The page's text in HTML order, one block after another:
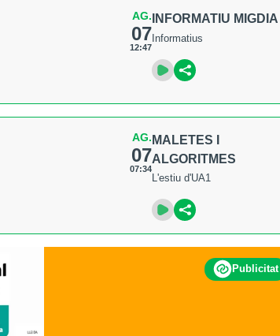
AG.
07
12:47
INFORMATIU MIGDIA
Informatius
AG.
07
07:34
MALETES I
ALGORITMES
L'estiu d'UA1
Publicitat